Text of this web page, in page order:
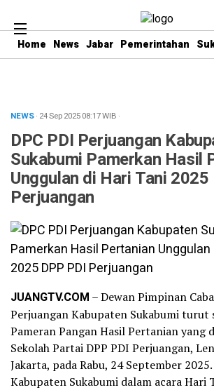
Home News Jabar Pemerintahan
NEWS· 24 Sep 202508:17WIB ·
DPC PDI Perjuangan
Sukabumi Pamerkan Hasil
Unggulan di Hari Tani 2025
Perjuangan
JUANGTV.COM – Dewan Pimpinan
Perjuangan Kabupaten Sukabumi turut
Pameran Pangan Hasil Pertanian yang
Sekolah Partai DPP PDI Perjuangan,
Jakarta, pada Rabu, 24 September
Kabupaten Sukabumi dalam acara Hari